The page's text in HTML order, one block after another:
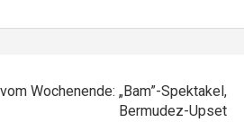
Wochenende: „Bam”-Spektakel,
Bermudez-Upset